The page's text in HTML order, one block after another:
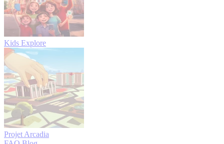
Kids Explore
Projet Arcadia